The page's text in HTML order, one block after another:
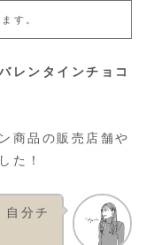
す。
レンタインチョコ
商品の販売店舗や
た！
自分チ